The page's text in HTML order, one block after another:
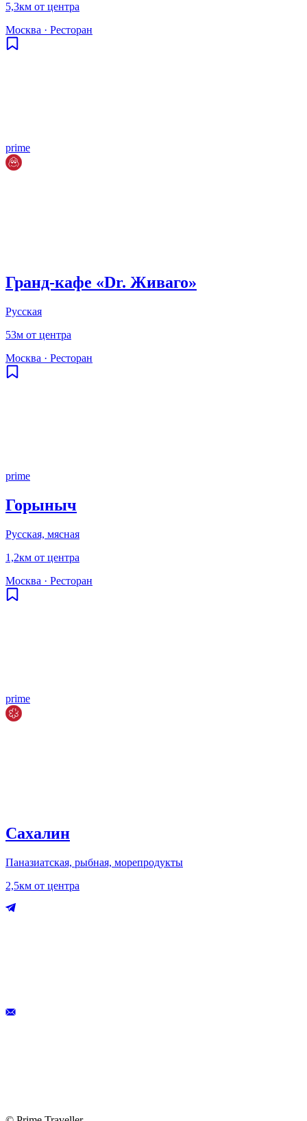
5,3км от центра
Москва · Ресторан
prime
Гранд‑кафе «Dr. Живаго»
Русская
53м от центра
Москва · Ресторан
prime
Горыныч
Русская, мясная
1,2км от центра
Москва · Ресторан
prime
Сахалин
Паназиатская, рыбная, морепродукты
2,5км от центра